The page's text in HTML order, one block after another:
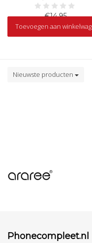
€14,95
Op voorraad
Toevoegen aan
Nieuwste producten
Phonecompleet.nl